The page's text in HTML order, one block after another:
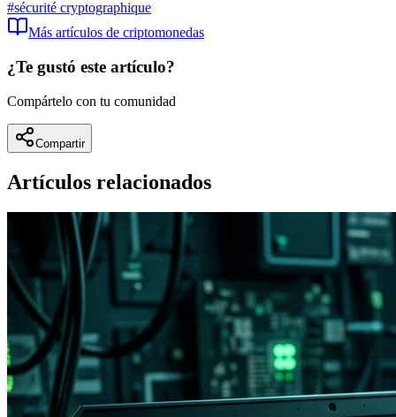
#sécurité cryptographique
Más artículos de criptomonedas
¿Te gustó este artículo?
Compártelo con tu comunidad
Compartir
Artículos relacionados